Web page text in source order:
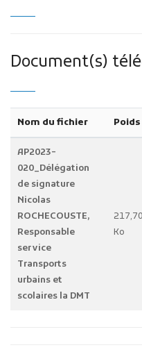
Document(s)
Nom du fichier Poids
AP2023-
020_Délégation
de signature
Nicolas
ROCHECOUSTE,
Responsable
service
Transports
urbains et
scolaires la DMT
217,70
Ko